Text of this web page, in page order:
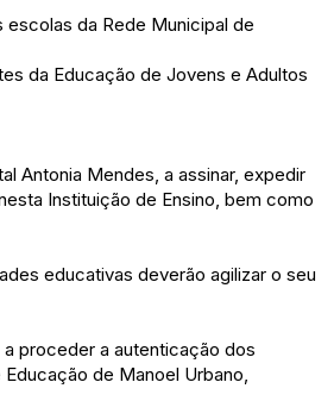
escolas da Rede Municipal de
da Educação de Jovens e Adultos
Antonia Mendes, a assinar, expedir
Instituição de Ensino, bem como
educativas deverão agilizar o seu
proceder a autenticação dos
de Manoel Urbano,